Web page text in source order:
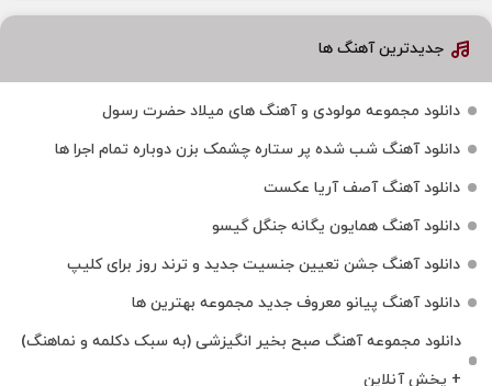
جدیدترین آهنگ ها
دانلود مجموعه مولودی و آهنگ های میلاد حضرت رسول
دانلود آهنگ شب شده پر ستاره چشمک بزن دوباره تمام اجرا ها
دانلود آهنگ آصف آریا عکست
دانلود آهنگ همایون یگانه جنگل گیسو
دانلود آهنگ جشن تعیین جنسیت جدید و ترند روز برای کلیپ
دانلود آهنگ پیانو معروف جدید مجموعه بهترین ها
دانلود مجموعه آهنگ صبح بخیر انگیزشی (به سبک دکلمه و نماهنگ)
+ پخش آنلاین